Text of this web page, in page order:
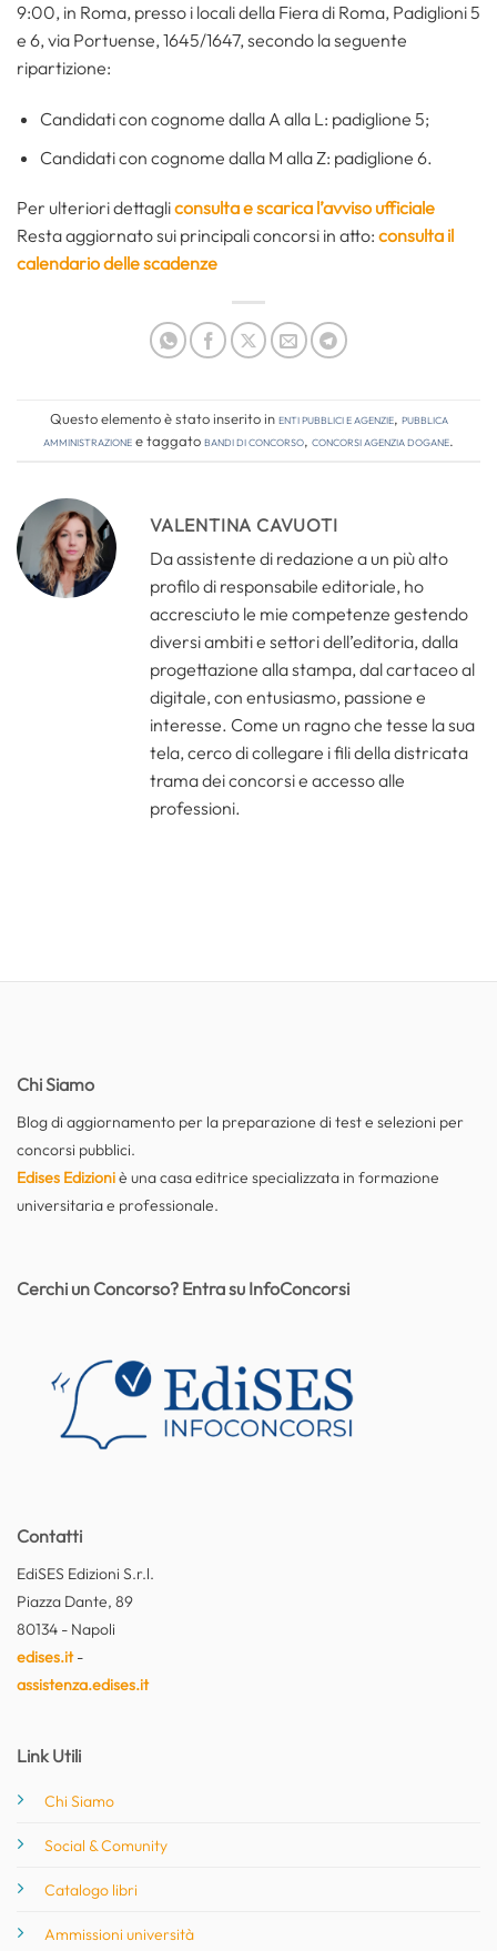
9:00, in Roma, presso i locali della Fiera di Roma, Padiglioni 5
e 6, via Portuense, 1645/1647, secondo la seguente
ripartizione:
Candidati con cognome dalla A alla L: padiglione 5;
Candidati con cognome dalla M alla Z: padiglione 6.
Per ulteriori dettagliconsulta e scarica l’avviso ufficiale
Resta aggiornato sui principali concorsi in atto: consulta il
calendario delle scadenze
Questo elemento è stato inserito inEnti pubblici e agenzie, Pubblica
amministrazionee taggatobandi di concorso, concorsi agenzia dogane.
VALENTINA CAVUOTI
Da assistente di redazione a un più alto
profilo di responsabile editoriale, ho
accresciuto le mie competenze gestendo
diversi ambiti e settori dell’editoria, dalla
progettazione alla stampa, dal cartaceo al
digitale, con entusiasmo, passione e
interesse. Come un ragno che tesse la sua
tela, cerco di collegare i fili della districata
trama dei concorsi e accesso alle
professioni.
Chi Siamo
Blog di aggiornamento per la preparazione di test e selezioni per
concorsi pubblici.
Edises Edizioniè una casa editrice specializzata in formazione
universitaria e professionale.
Contatti
EdiSES Edizioni S.r.l.
Piazza Dante, 89
80134 - Napoli
edises.it-
assistenza.edises.it
Link Utili
Chi Siamo
Social & Comunity
Catalogo libri
Ammissioni università
Cerchi un Concorso? Entra su InfoConcorsi